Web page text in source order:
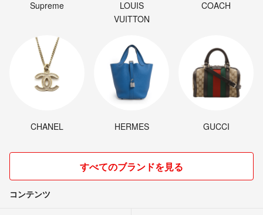
Supreme
LOUIS
VUITTON
COACH
CHANEL HERMES GUCCI
すべてのブランドを見る
コンテンツ